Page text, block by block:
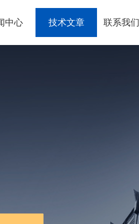
中心 技术文章 联系我们